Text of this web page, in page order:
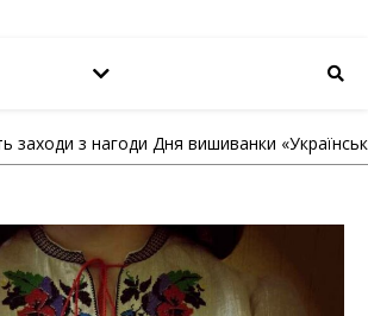
заходи з нагоди Дня вишиванки